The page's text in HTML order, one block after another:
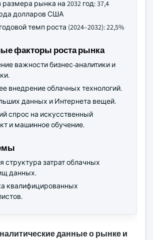
размера рынка на 2032 год: 37,4
долларов США
темп роста (2024–2032): 22,5%
факторы роста рынка
важности бизнес-аналитики и
внедрение облачных технологий.
данных и Интернета вещей.
спрос на искусственный
и машинное обучение.
структура затрат облачных
данных.
квалифицированных
данные о рынке и